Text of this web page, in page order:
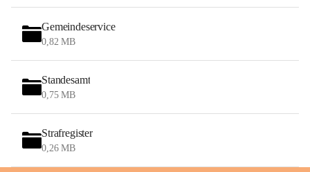
Gemeindeservice
0,82 MB
Standesamt
0,75 MB
Strafregister
0,26 MB